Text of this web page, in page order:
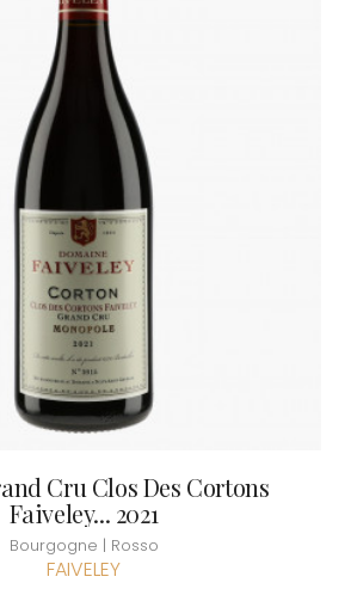
Cru Clos Des Cortons
Faiveley... 2021
Bourgogne | Rosso
FAIVELEY